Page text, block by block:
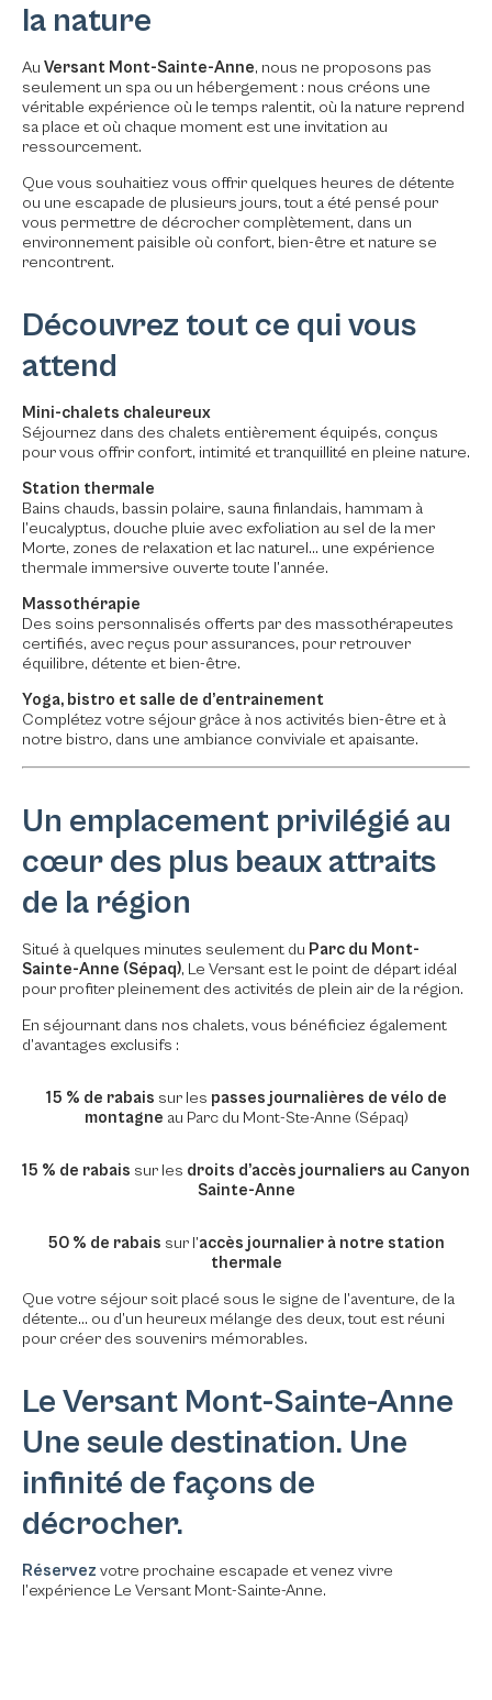
la nature
Au Versant Mont-Sainte-Anne, nous ne proposons pas
seulement un spa ou un hébergement : nous créons une
véritable expérience où le temps ralentit, où la nature reprend
sa place et où chaque moment est une invitation au
ressourcement.
Que vous souhaitiez vous offrir quelques heures de détente
ou une escapade de plusieurs jours, tout a été pensé pour
vous permettre de décrocher complètement, dans un
environnement paisible où confort, bien-être et nature se
rencontrent.
Découvrez tout ce qui vous
attend
Mini-chalets chaleureux
Séjournez dans des chalets entièrement équipés, conçus
pour vous offrir confort, intimité et tranquillité en pleine nature.
Station thermale
Bains chauds, bassin polaire, sauna finlandais, hammam à
l’eucalyptus, douche pluie avec exfoliation au sel de la mer
Morte, zones de relaxation et lac naturel… une expérience
thermale immersive ouverte toute l’année.
Massothérapie
Des soins personnalisés offerts par des massothérapeutes
certifiés, avec reçus pour assurances, pour retrouver
équilibre, détente et bien-être.
Yoga, bistro et salle de d’entrainement
Complétez votre séjour grâce à nos activités bien-être et à
notre bistro, dans une ambiance conviviale et apaisante.
Un emplacement privilégié au
cœur des plus beaux attraits
de la région
Situé à quelques minutes seulement du Parc du Mont-
Sainte-Anne (Sépaq), Le Versant est le point de départ idéal
pour profiter pleinement des activités de plein air de la région.
En séjournant dans nos chalets, vous bénéficiez également
d’avantages exclusifs :
15 % de rabais sur les passes journalières de vélo de
montagne au Parc du Mont-Ste-Anne (Sépaq)
15 % de rabais sur les droits d’accès journaliers au Canyon
Sainte-Anne
50 % de rabais sur l’accès journalier à notre station
thermale
Que votre séjour soit placé sous le signe de l’aventure, de la
détente… ou d’un heureux mélange des deux, tout est réuni
pour créer des souvenirs mémorables.
Le Versant Mont-Sainte-Anne
Une seule destination. Une
infinité de façons de
décrocher.
Réservez votre prochaine escapade et venez vivre
l’expérience Le Versant Mont-Sainte-Anne.